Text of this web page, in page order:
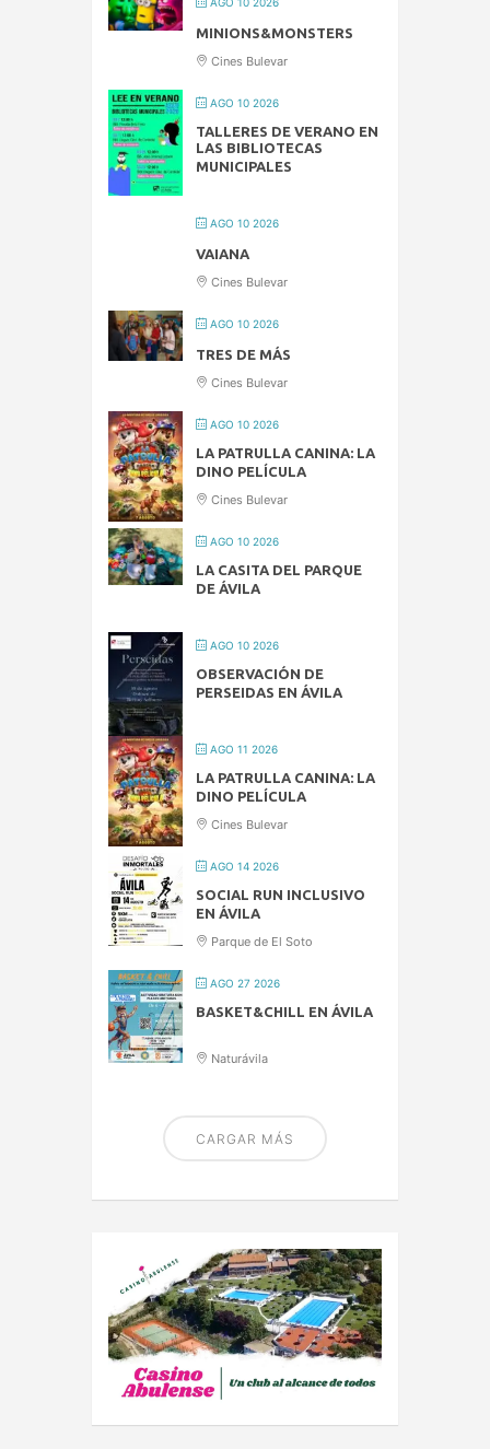
MINIONS&MONSTERS
Cines Bulevar
AGO 10 2026
TALLERES DE VERANO EN
LAS BIBLIOTECAS
MUNICIPALES
AGO 10 2026
VAIANA
Cines Bulevar
AGO 10 2026
TRES DE MÁS
Cines Bulevar
AGO 10 2026
LA PATRULLA CANINA: LA
DINO PELÍCULA
Cines Bulevar
AGO 10 2026
LA CASITA DEL PARQUE
DE ÁVILA
AGO 10 2026
OBSERVACIÓN DE
PERSEIDAS EN ÁVILA
AGO 11 2026
LA PATRULLA CANINA: LA
DINO PELÍCULA
Cines Bulevar
AGO 14 2026
SOCIAL RUN INCLUSIVO
EN ÁVILA
Parque de El Soto
AGO 27 2026
BASKET&CHILL EN ÁVILA
Naturávila
CARGAR MÁS